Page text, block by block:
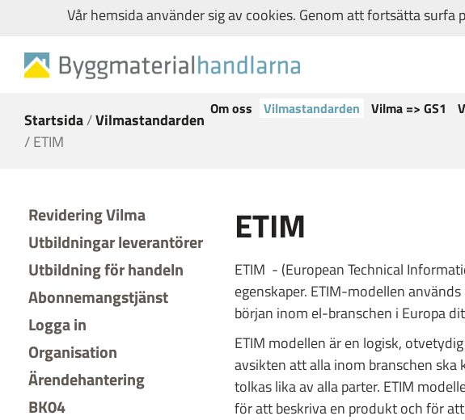
Om oss Vilmastandarden Vilma => GS1
Startsida/Vilmastandarden
/ETIM
Revidering Vilma
Utbildningar leverantörer
Utbildning för handeln
Abonnemangstjänst
Logga in
Organisation
Ärendehantering
BK04
ETIM
ETIM - (European Technical
egenskaper. ETIM-modellen
början inom el-branschen i Europa
ETIM modellen är en logisk,
avsikten att alla inom branschen
tolkas lika av alla parter. ETIM
för att beskriva en produkt och för
Vår hemsida använder sig av cookies. Genom att fortsätta